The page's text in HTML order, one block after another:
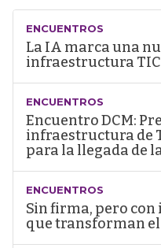
ENCUENTROS
La IA marca una
infraestructura TIC
ENCUENTROS
Encuentro DCM:
infraestructura de
para la llegada de
ENCUENTROS
Sin firma, pero
que transforman